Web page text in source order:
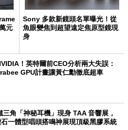
元
Sony 多款新鏡頭名單曝光！從
魚眼變焦到超望遠定焦原型鏡現
身
！英特爾前CEO分析兩大失誤：
GPU計畫讓黃仁勳徹底超車
三角「神秘耳機」現身 TAA 音響展，
一體型唱頭搭鳴神展現頂級黑膠系統